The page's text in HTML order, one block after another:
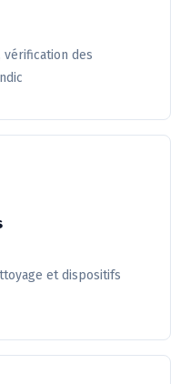
des
et dispositifs